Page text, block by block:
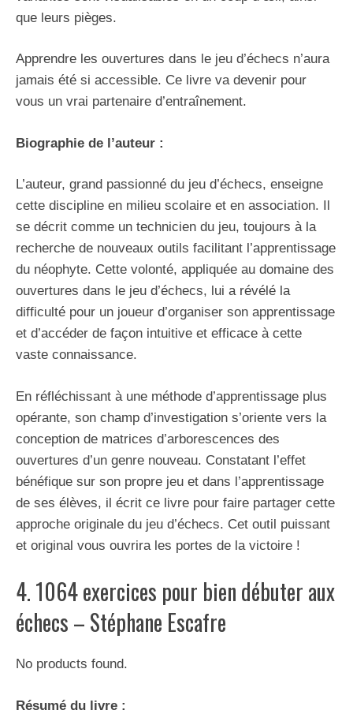
que leurs pièges.
Apprendre les ouvertures dans le jeu d’échecs n’aura
jamais été si accessible. Ce livre va devenir pour
vous un vrai partenaire d’entraînement.
Biographie de l’auteur :
L’auteur, grand passionné du jeu d’échecs, enseigne
cette discipline en milieu scolaire et en association. Il
se décrit comme un technicien du jeu, toujours à la
recherche de nouveaux outils facilitant l’apprentissage
du néophyte. Cette volonté, appliquée au domaine des
ouvertures dans le jeu d’échecs, lui a révélé la
difficulté pour un joueur d’organiser son apprentissage
et d’accéder de façon intuitive et efficace à cette
vaste connaissance.
En réfléchissant à une méthode d’apprentissage plus
opérante, son champ d’investigation s’oriente vers la
conception de matrices d’arborescences des
ouvertures d’un genre nouveau. Constatant l’effet
bénéfique sur son propre jeu et dans l’apprentissage
de ses élèves, il écrit ce livre pour faire partager cette
approche originale du jeu d’échecs. Cet outil puissant
et original vous ouvrira les portes de la victoire !
4. 1064 exercices pour bien débuter aux
échecs – Stéphane Escafre
No products found.
Résumé du livre :